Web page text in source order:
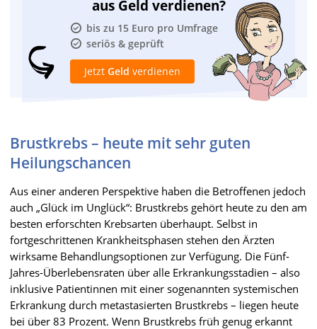
aus Geld verdienen?
bis zu 15 Euro pro Umfrage
seriös & geprüft
Jetzt Geld verdienen
Brustkrebs – heute mit sehr guten
Heilungschancen
Aus einer anderen Perspektive haben die Betroffenen jedoch
auch „Glück im Unglück“: Brustkrebs gehört heute zu den am
besten erforschten Krebsarten überhaupt. Selbst in
fortgeschrittenen Krankheitsphasen stehen den Ärzten
wirksame Behandlungsoptionen zur Verfügung. Die Fünf-
Jahres-Überlebensraten über alle Erkrankungsstadien – also
inklusive Patientinnen mit einer sogenannten systemischen
Erkrankung durch metastasierten Brustkrebs – liegen heute
bei über 83 Prozent. Wenn Brustkrebs früh genug erkannt